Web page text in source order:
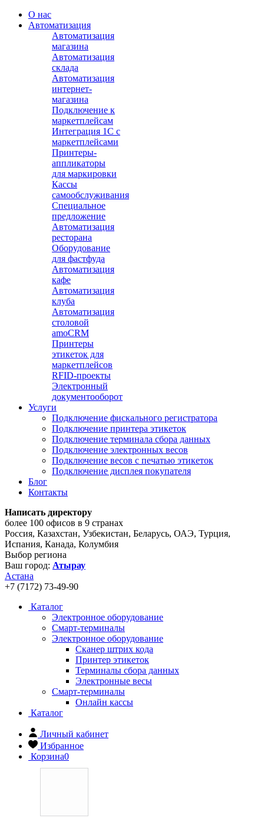
О нас
Автоматизация
Автоматизация
магазина
Автоматизация
склада
Автоматизация
интернет-
магазина
Подключение к
маркетплейсам
Интеграция 1С с
маркетплейсами
Принтеры-
аппликаторы
для маркировки
Кассы
самообслуживания
Специальное
предложение
Автоматизация
ресторана
Оборудование
для фастфуда
Автоматизация
кафе
Автоматизация
клуба
Автоматизация
столовой
amoCRM
Принтеры
этикеток для
маркетплейсов
RFID-проекты
Электронный
документооборот
Услуги
Подключение фискального регистратора
Подключение принтера этикеток
Подключение терминала сбора данных
Подключение электронных весов
Подключение весов с печатью этикеток
Подключение дисплея покупателя
Блог
Контакты
Написать директору
более 100 офисов в 9 странах
Россия, Казахстан, Узбекистан, Беларусь, ОАЭ, Турция,
Испания, Канада, Колумбия
Выбор региона
Ваш город: Атырау
Астана
+7 (7172) 73-49-90
Каталог
Электронное оборудование
Смарт-терминалы
Электронное оборудование
Сканер штрих кода
Принтер этикеток
Терминалы сбора данных
Электронные весы
Смарт-терминалы
Онлайн кассы
Каталог
Личный кабинет
Избранное
Корзина0